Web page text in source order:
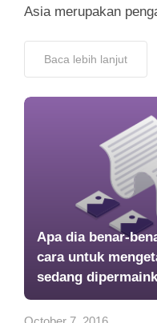
Asia merupakan
Baca lebih lanjut
Apa dia benar-
cara untuk
sedang